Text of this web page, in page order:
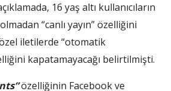
16 yaş altı kullanıcıların
“canlı yayın” özelliğini
iletilerde “otomatik
kapatamayacağı belirtilmişti.
özelliğinin Facebook ve